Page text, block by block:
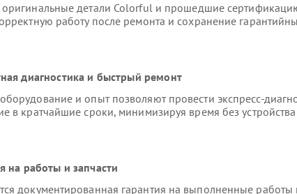
оригинальные детали Colorful и прошедшие
работу после ремонта и сохранение
диагностика и быстрый ремонт
и опыт позволяют провести экспресс-
в кратчайшие сроки, минимизируя время без устройства
на работы и запчасти
документированная гарантия на выполненные работы